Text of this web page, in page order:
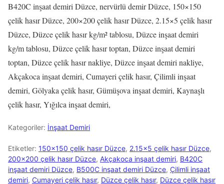
B420C inşaat demiri Düzce, nervürlü demir Düzce, 150×150
çelik hasır Düzce, 200×200 çelik hasır Düzce, 2.15×5 çelik hasır
Düzce, Düzce çelik hasır kg/m² tablosu, Düzce inşaat demiri
kg/m tablosu, Düzce çelik hasır toptan, Düzce inşaat demiri
toptan, Düzce çelik hasır nakliye, Düzce inşaat demiri nakliye,
Akçakoca inşaat demiri, Cumayeri çelik hasır, Çilimli inşaat
demiri, Gölyaka çelik hasır, Gümüşova inşaat demiri, Kaynaşlı
çelik hasır, Yığılca inşaat demiri,
Kategoriler: İnşaat Demiri
Etiketler: 150×150 çelik hasır Düzce, 2.15×5 çelik hasır Düzce,
200×200 çelik hasır Düzce, Akçakoca inşaat demiri, B420C
inşaat demiri Düzce, B500C inşaat demiri Düzce, Çilimli inşaat
demiri, Cumayeri çelik hasır, Düzce çelik hasır, Düzce çelik hasır